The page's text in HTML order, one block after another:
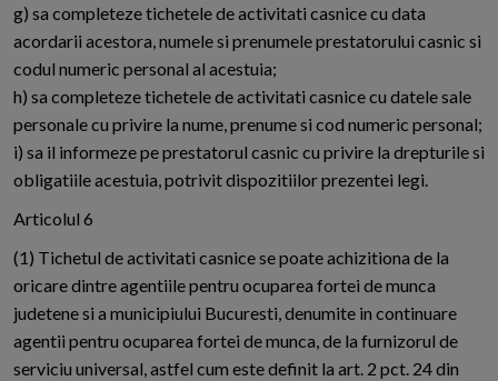
g) sa completeze tichetele de activitati casnice cu data
acordarii acestora, numele si prenumele prestatorului casnic si
codul numeric personal al acestuia;
h) sa completeze tichetele de activitati casnice cu datele sale
personale cu privire la nume, prenume si cod numeric personal;
i) sa il informeze pe prestatorul casnic cu privire la drepturile si
obligatiile acestuia, potrivit dispozitiilor prezentei legi.
Articolul 6
(1) Tichetul de activitati casnice se poate achizitiona de la
oricare dintre agentiile pentru ocuparea fortei de munca
judetene si a municipiului Bucuresti, denumite in continuare
agentii pentru ocuparea fortei de munca, de la furnizorul de
serviciu universal, astfel cum este definit la art. 2 pct. 24 din